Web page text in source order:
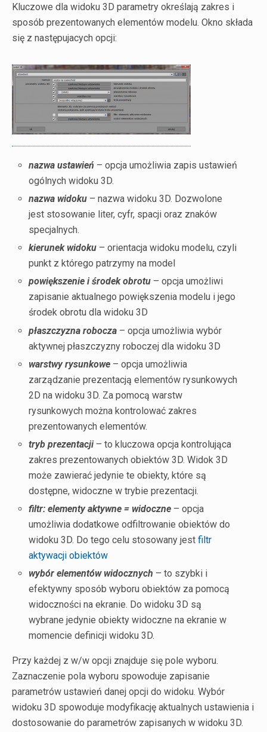
Kluczowe dla widoku 3D parametry określają zakres i
sposób prezentowanych elementów modelu. Okno składa
się z następujacych opcji:
nazwa ustawień – opcja umożliwia zapis ustawień
ogólnych widoku 3D.
nazwa widoku – nazwa widoku 3D. Dozwolone
jest stosowanie liter, cyfr, spacji oraz znaków
specjalnych.
kierunek widoku – orientacja widoku modelu, czyli
punkt z którego patrzymy na model
powiększenie i środek obrotu – opcja umożliwi
zapisanie aktualnego powiększenia modelu i jego
środek obrotu dla widoku 3D
płaszczyzna robocza – opcja umożliwia wybór
aktywnej płaszczyzny roboczej dla widoku 3D
warstwy rysunkowe – opcja umożliwia
zarządzanie prezentacją elementów rysunkowych
2D na widoku 3D. Za pomocą warstw
rysunkowych można kontrolować zakres
prezentowanych elementów.
tryb prezentacji– to kluczowa opcja kontrolująca
zakres prezentowanych obiektów 3D. Widok 3D
może zawierać jedynie te obiekty, które są
dostępne, widoczne w trybie prezentacji.
filtr: elementy aktywne = widoczne – opcja
umożliwia dodatkowe odfiltrowanie obiektów do
widoku 3D. Do tego celu stosowany jest filtr
aktywacji obiektów
wybór elementów widocznych – to szybki i
efektywny sposób wyboru obiektów za pomocą
widoczności na ekranie. Do widoku 3D są
wybrane jedynie obiekty widoczne na ekranie w
momencie definicji widoku 3D.
Przy każdej z w/w opcji znajduje się pole wyboru.
Zaznaczenie pola wyboru spowoduje zapisanie
parametrów ustawień danej opcji do widoku. Wybór
widoku 3D spowoduje modyfikację aktualnych ustawienia i
dostosowanie do parametrów zapisanych w widoku 3D.